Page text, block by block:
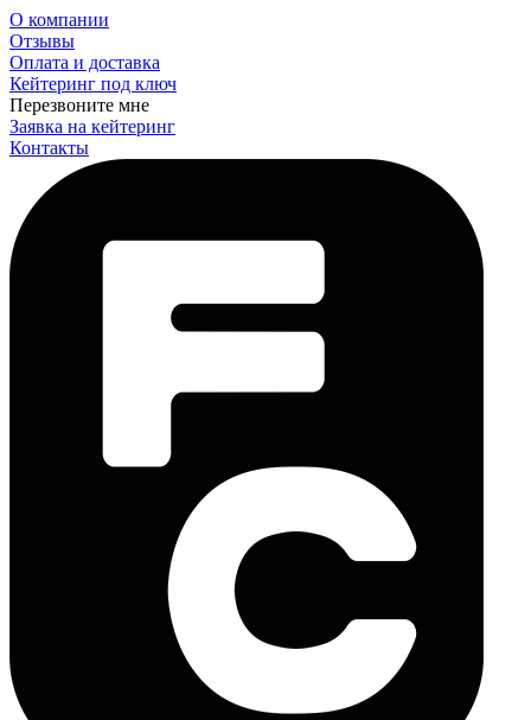
О компании
Отзывы
Оплата и доставка
Кейтеринг под ключ
Перезвоните мне
Заявка на кейтеринг
Контакты